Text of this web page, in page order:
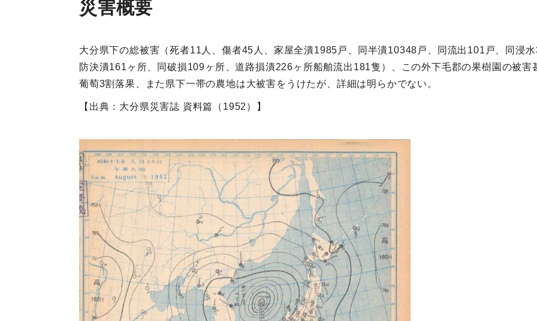
災害概要
大分県下の総被害（死者11人、傷者45人、家屋全潰1985戸、同半潰10348戸、同流出101戸、同浸
防決潰161ヶ所、同破損109ヶ所、道路損潰226ヶ所船舶流出181隻）、この外下毛郡の果樹園の被
葡萄3割落果、また県下一帯の農地は大被害をうけたが、詳細は明らかでない。
【出典：大分県災害誌 資料篇（1952）】